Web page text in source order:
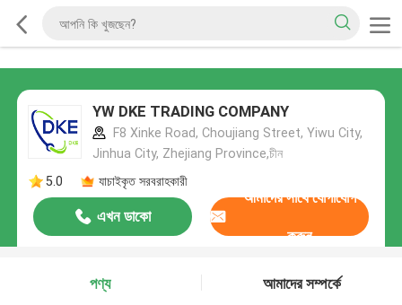
YW DKE TRADING COMPANY
F8 Xinke Road, Choujiang Street, Yiwu City,
Jinhua City, Zhejiang Province,চীন
5.0
যাচাইকৃত সরবরাহকারী
এখন ডাকো
আমাদের সাথে যোগাযোগ
করুন
পণ্য আমাদের সম্পর্কে